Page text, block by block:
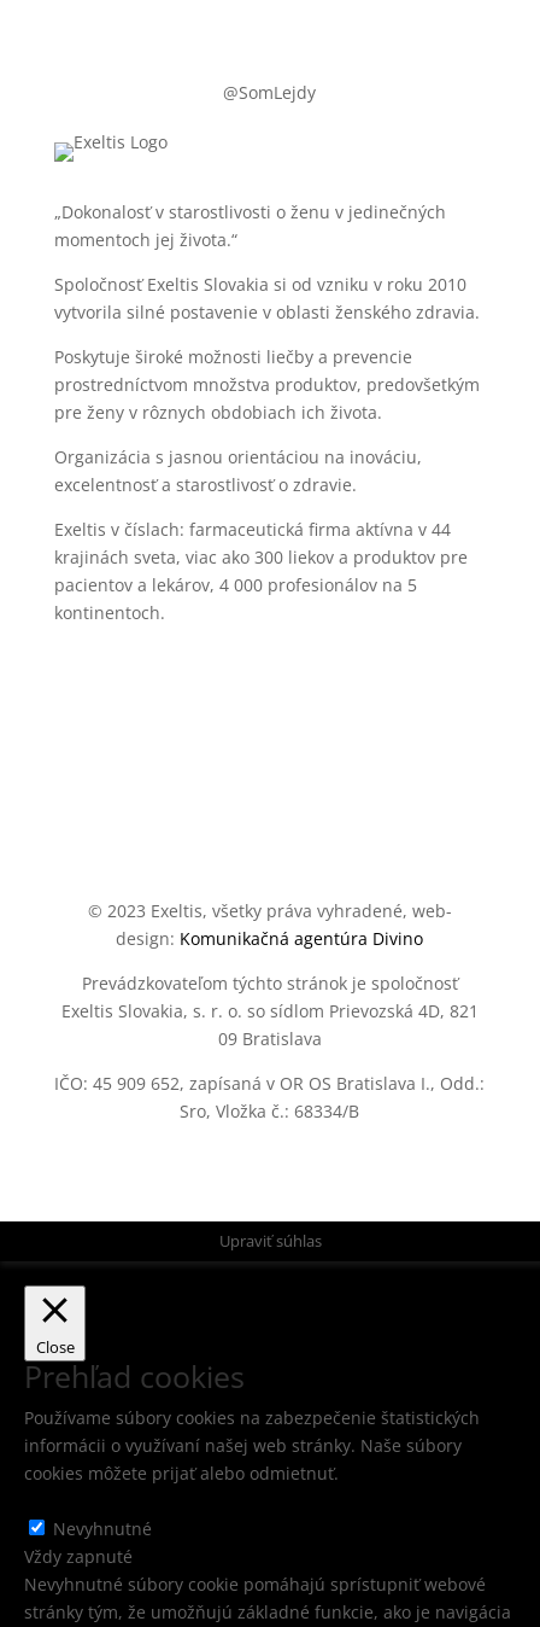
@SomLejdy
„Dokonalosť v starostlivosti o ženu v jedinečných
momentoch jej života.“
Spoločnosť Exeltis Slovakia si od vzniku v roku 2010
vytvorila silné postavenie v oblasti ženského zdravia.
Poskytuje široké možnosti liečby a prevencie
prostredníctvom množstva produktov, predovšetkým
pre ženy v rôznych obdobiach ich života.
Organizácia s jasnou orientáciou na inováciu,
excelentnosť a starostlivosť o zdravie.
Exeltis v číslach: farmaceutická firma aktívna v 44
krajinách sveta, viac ako 300 liekov a produktov pre
pacientov a lekárov, 4 000 profesionálov na 5
kontinentoch.
© 2023 Exeltis, všetky práva vyhradené, web-
design: Komunikačná agentúra Divino
Prevádzkovateľom týchto stránok je spoločnosť
Exeltis Slovakia, s. r. o. so sídlom Prievozská 4D, 821
09 Bratislava
IČO: 45 909 652, zapísaná v OR OS Bratislava I., Odd.:
Sro, Vložka č.: 68334/B
Upraviť súhlas
Close
Prehľad cookies
Používame súbory cookies na zabezpečenie štatistických
informácii o využívaní našej web stránky. Naše súbory
cookies môžete prijať alebo odmietnuť.
Nevyhnutné
Vždy zapnuté
Nevyhnutné súbory cookie pomáhajú sprístupniť webové
stránky tým, že umožňujú základné funkcie, ako je navigácia